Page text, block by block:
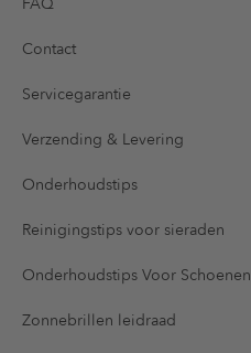
Contact
Servicegarantie
Verzending & Levering
Onderhoudstips
Reinigingstips voor sieraden
Onderhoudstips Voor Schoenen
Zonnebrillen leidraad